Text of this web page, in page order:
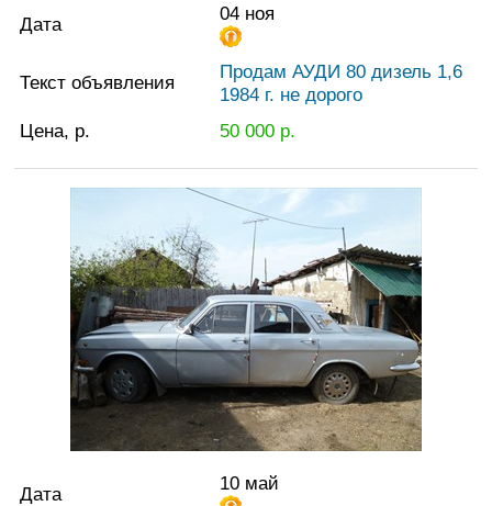
Дата 04 ноя
Текст объявления
Продам АУДИ 80 дизель 1,6
1984 г. не дорого
Цена, р.
50 000р.
Дата 10 май